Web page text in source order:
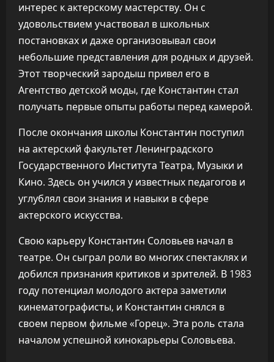
интерес к актерскому мастерству. Он с
удовольствием участвовал в школьных
постановках и даже организовывал свои
небольшие представления для родных и друзей.
Этот творческий зародыш привел его в
Агентство детской моды, где Константин стал
получать первые опыты работы перед камерой.
После окончания школы Константин поступил
на актерский факультет Ленинградского
Государственного Института Театра, Музыки и
Кино. Здесь он учился у известных педагогов и
углублял свои знания и навыки в сфере
актерского искусства.
Свою карьеру Константин Соловьев начал в
театре. Он сыграл роли во многих спектаклях и
добился признания критиков и зрителей. В 1983
году потенциал молодого актера заметили
кинематографисты, и Константин снялся в
своем первом фильме «Горец». Эта роль стала
началом успешной кинокарьеры Соловьева.